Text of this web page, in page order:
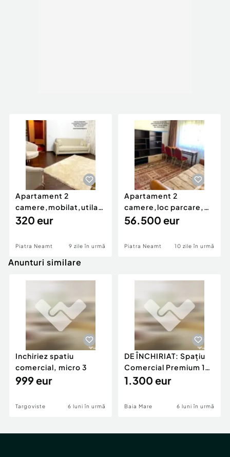
Apartament 2
camere,mobilat,utilat,etaj
,P-ta M.Kogalniceanu
320 eur
Piatra Neamt 9 zile în urmă
Apartament 2
camere,loc parcare,
zona Centrala-
56.500 eur
Piatra Neamt 10 zile în urmă
Anunturi similare
Inchiriez spatiu
comercial, micro 3
999 eur
Targoviste 6 luni în urmă
DE ÎNCHIRIAT: Spațiu
Comercial Premium 146
mp – Vizibili
1.300 eur
Baia Mare 6 luni în urmă